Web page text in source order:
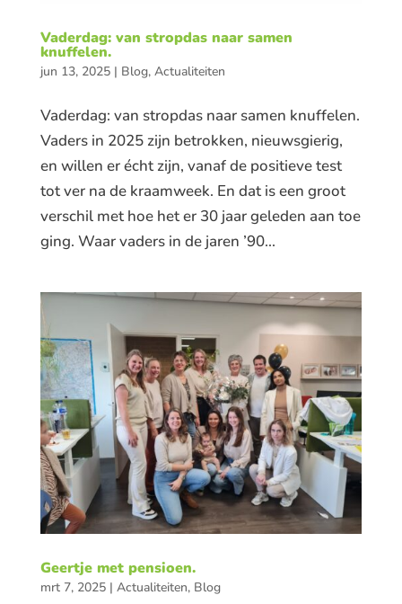
Vaderdag: van stropdas naar samen
knuffelen.
jun 13, 2025| Blog, Actualiteiten
Vaderdag: van stropdas naar samen knuffelen.
Vaders in 2025 zijn betrokken, nieuwsgierig,
en willen er écht zijn, vanaf de positieve test
tot ver na de kraamweek. En dat is een groot
verschil met hoe het er 30 jaar geleden aan toe
ging. Waar vaders in de jaren ’90...
Geertje met pensioen.
mrt 7, 2025| Actualiteiten, Blog